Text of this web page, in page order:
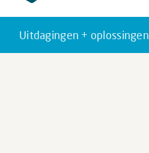
Uitdagingen + oplossingen